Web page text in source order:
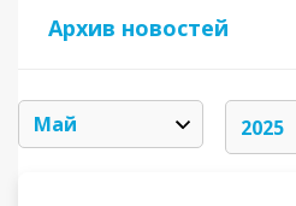
Архив новостей